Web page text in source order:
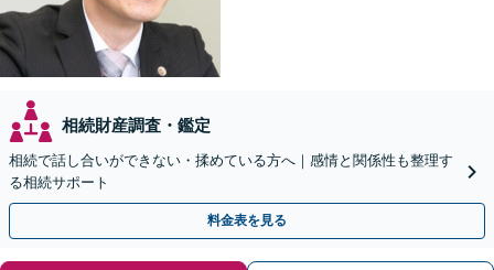
相続財産調査・鑑定
相続で話し合いができない・揉めている方へ｜感情と関係性も整理す
る相続サポート
料金表を見る